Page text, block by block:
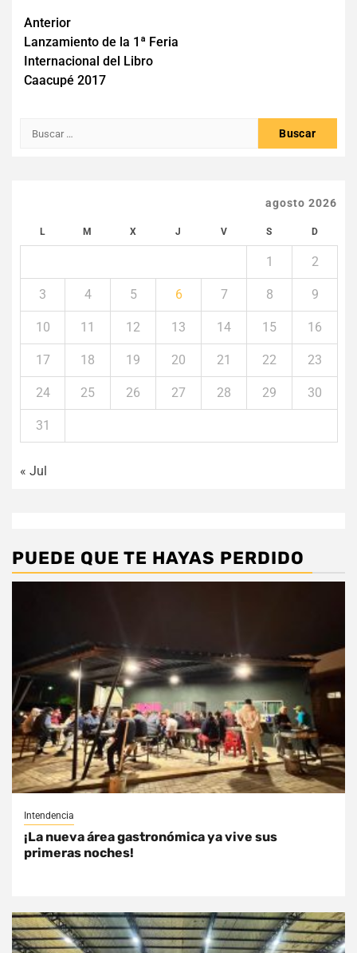
Navegación
de
entradas
Anterior
Lanzamiento de la 1ª Feria
Internacional del Libro
Caacupé 2017
Buscar:
agosto 2026
L M X J V S D
1 2
3 4 5 6 7 8 9
10 11 12 13 14 15 16
17 18 19 20 21 22 23
24 25 26 27 28 29 30
31
« Jul
PUEDE QUE TE HAYAS PERDIDO
Intendencia
¡La nueva área gastronómica ya vive sus
primeras noches!